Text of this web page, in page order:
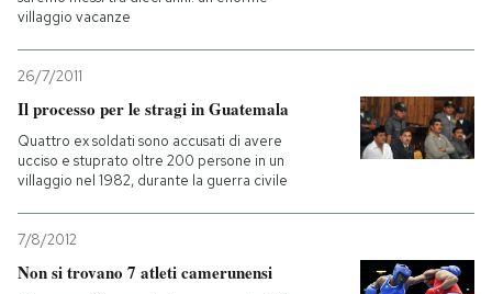
villaggio vacanze
26/7/2011
Il processo per le stragi in Guatemala
Quattro ex soldati sono accusati di avere
ucciso e stuprato oltre 200 persone in un
villaggio nel 1982, durante la guerra civile
7/8/2012
Non si trovano 7 atleti camerunensi